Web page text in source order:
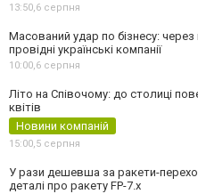
13:50,6 серпня
Масований удар по бізнесу:
провідні українські компанії
10:00,6 серпня
Літо на Співочому: до столиці
квітів
Новини компаній
15:00,5 серпня
У рази дешевша за ракети-
деталі про ракету FP-7.x